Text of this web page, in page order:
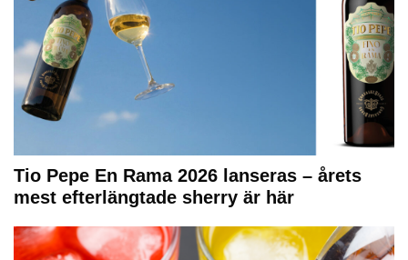
Tio Pepe En Rama 2026 lanseras – årets
mest efterlängtade sherry är här